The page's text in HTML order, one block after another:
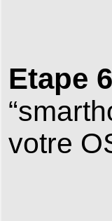
Etape 6
votre